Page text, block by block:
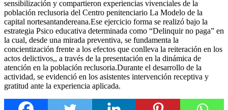
sensibilización y compartieron experiencias vivenciales de la
población reclusoria del Centro penitenciario La Modelo de la
capital nortesantandereana.Ese ejercicio forma se realizó bajo la
estrategia Psico educativa determinada como “Delinquir no paga” en
la cual, desde una mirada preventiva, se fundamenta la
concientización frente a los efectos que conlleva la reiteración en los
actos delictivos,, a través de la presentación en la dinámica de
atención en la población reclusoria.Durante el desarrollo de la
actividad, se evidenció en los asistentes intervención receptiva y
gratitud ante la experiencia aplicada.